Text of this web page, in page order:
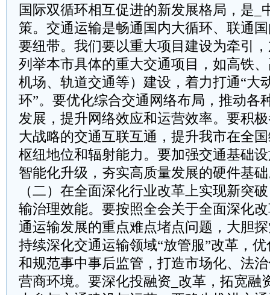
国际双循环相互促进的新发展格局，是_
策。交通运输是畅通国内大循环、联通
要纽带。我们要以重大项目建设为牵引
列举本市具体的重大交通项目，如高铁
机场、轨道交通等）建设，着力打通“大
环”。要优化综合交通网络布局，推动各
发展，提升网络效应和运营效率。要积
大战略的交通互联互通，提升我市在全
枢纽地位和辐射能力。要加强交通基础
智能化升级，夯实高质量发展的硬件基
（二）在全面深化行业改革上实现新突
输治理效能。要按照全会关于全面深化
通运输发展的重点难点堵点问题，大胆
持续深化交通运输领域“放管服”改革，
和规范事中事后监管，打造市场化、法
营商环境。要深化投融资_改革，拓宽融